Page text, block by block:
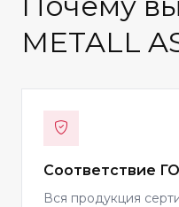
METALL
Соответствие
Вся продукция